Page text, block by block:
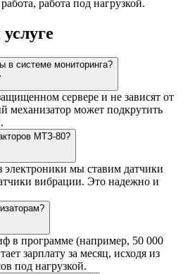
работа под нагрузкой.
в системе мониторинга?
сервере и не зависят от
механизатор может подкрутить
МТЗ-80?
электроники мы ставим датчики
вибрации. Это надежно и
в программе (например, 50 000
зарплату за месяц, исходя из
под нагрузкой.